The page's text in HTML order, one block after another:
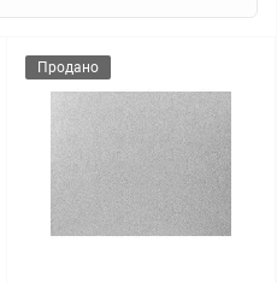
Продано